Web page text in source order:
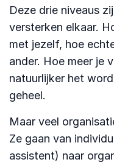
Deze drie niveaus
versterken elkaar.
met jezelf, hoe
ander. Hoe meer je
natuurlijker het
geheel.
Maar veel
Ze gaan van
assistent) naar